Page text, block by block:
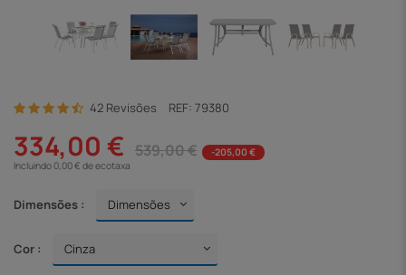
42 Revisões REF: 79380
334,00 € 539,00 €
-205,00 €
Incluindo 0,00 € de ecotaxa
Dimensões :
Cor :